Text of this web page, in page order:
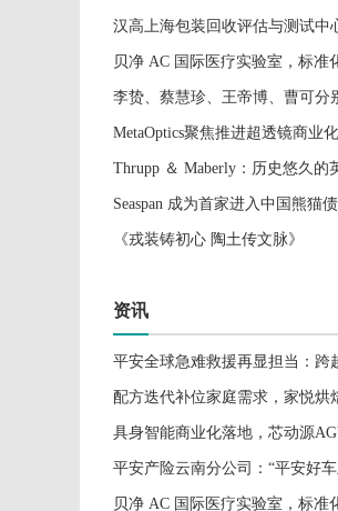
汉高上海包装回收评估与测试中
贝净 AC 国际医疗实验室，标准
李贽、蔡慧珍、王帝博、曹可分别夺冠！
MetaOptics聚焦推进超透镜商业化 撤回纳斯达克上市
Thrupp ＆ Maberly：历史悠久的英国客车制
Seaspan 成为首家进入中国熊猫债
《戎装铸初心 陶土传文脉》
资讯
平安全球急难救援再显担当：跨越千里
配方迭代补位家庭需求，家悦烘焙A2β牛
具身智能商业化落地，芯动源AGV领跑
平安产险云南分公司：“平安好车主”服务升级，中
贝净 AC 国际医疗实验室，标准